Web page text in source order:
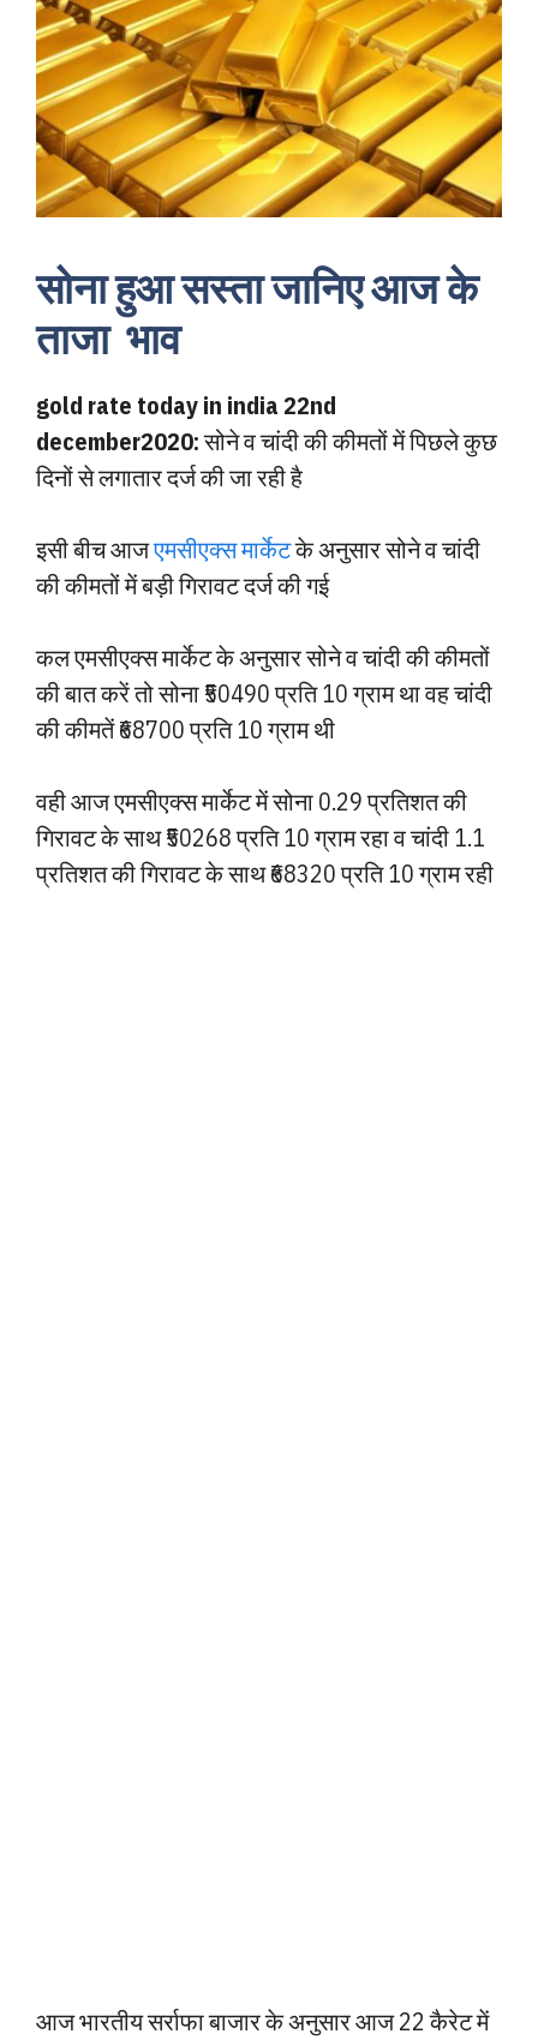
सोना हुआ सस्ता जानिए आज के
ताजा भाव
gold rate today in india 22nd
december2020:सोने व चांदी की कीमतों में पिछले कुछ
दिनों से लगातार दर्ज की जा रही है
इसी बीच आजएमसीएक्स मार्केटके अनुसार सोने व चांदी
की कीमतों में बड़ी गिरावट दर्ज की गई
कल एमसीएक्स मार्केट के अनुसार सोने व चांदी की कीमतों
की बात करें तो सोना ₹50490 प्रति 10 ग्राम था वह चांदी
की कीमतें ₹68700 प्रति 10 ग्राम थी
वही आज एमसीएक्स मार्केट में सोना 0.29 प्रतिशत की
गिरावट के साथ ₹50268 प्रति 10 ग्राम रहा व चांदी 1.1
प्रतिशत की गिरावट के साथ ₹68320 प्रति 10 ग्राम रही
आज भारतीय सर्राफा बाजार के अनुसार आज 22 कैरेट में